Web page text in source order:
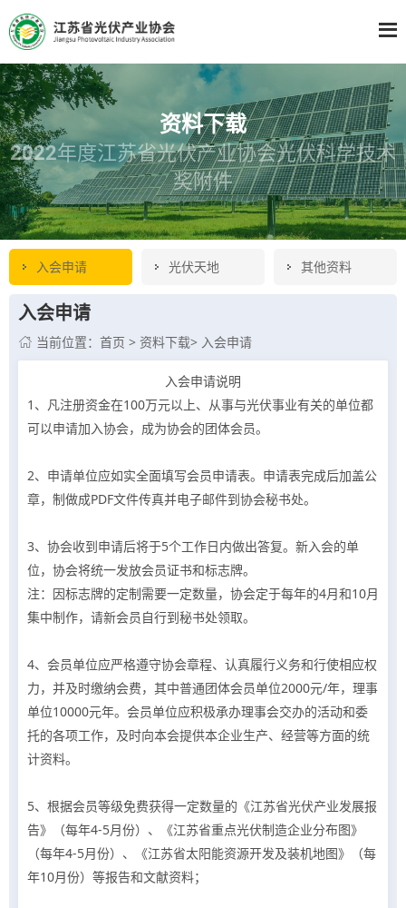
资料下载
2022年度江苏省光伏产业协会光伏科学技术
奖附件
入会申请 光伏天地 其他资料
入会申请
 当前位置： 首页 > 资料下载> 入会申请
入会申请说明
1、凡注册资金在100万元以上、从事与光伏事业有关的单位都
可以申请加入协会，成为协会的团体会员。
2、申请单位应如实全面填写会员申请表。申请表完成后加盖公
章，制做成PDF文件传真并电子邮件到协会秘书处。
3、协会收到申请后将于5个工作日内做出答复。新入会的单
位，协会将统一发放会员证书和标志牌。
注：因标志牌的定制需要一定数量，协会定于每年的4月和10月
集中制作，请新会员自行到秘书处领取。
4、会员单位应严格遵守协会章程、认真履行义务和行使相应权
力，并及时缴纳会费，其中普通团体会员单位2000元/年，理事
单位10000元年。会员单位应积极承办理事会交办的活动和委
托的各项工作，及时向本会提供本企业生产、经营等方面的统
计资料。
5、根据会员等级免费获得一定数量的《江苏省光伏产业发展报
告》（每年4-5月份）、《江苏省重点光伏制造企业分布图》
（每年4-5月份）、《江苏省太阳能资源开发及装机地图》（每
年10月份）等报告和文献资料；